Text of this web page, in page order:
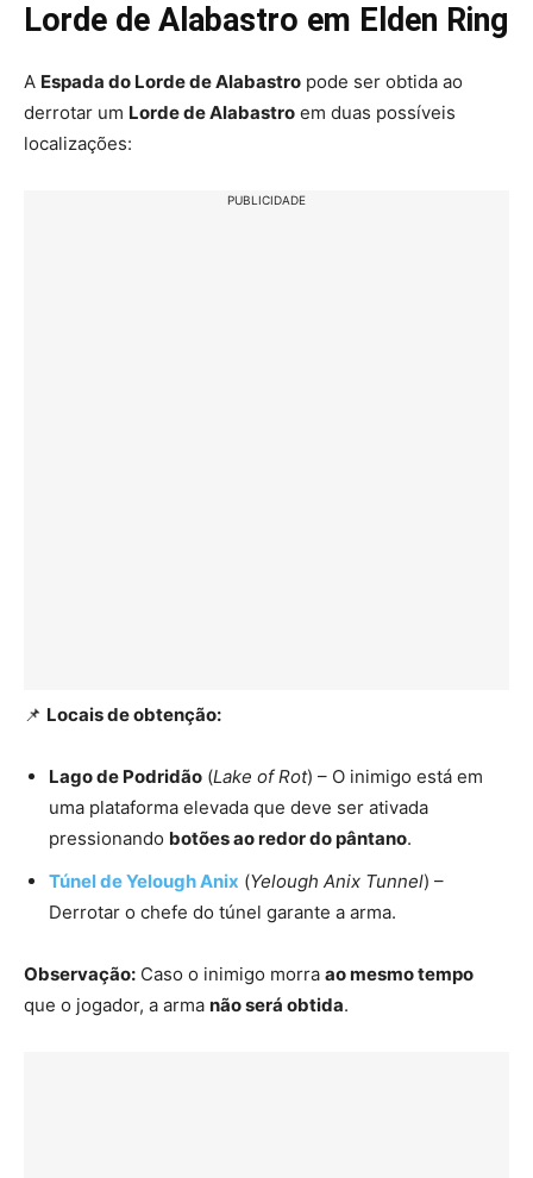
Lorde de Alabastro em Elden Ring
A Espada do Lorde de Alabastro pode ser obtida ao
derrotar um Lorde de Alabastro em duas possíveis
localizações:
PUBLICIDADE
📌 Locais de obtenção:
Lago de Podridão (Lake of Rot) – O inimigo está em
uma plataforma elevada que deve ser ativada
pressionando botões ao redor do pântano.
Túnel de Yelough Anix (Yelough Anix Tunnel) –
Derrotar o chefe do túnel garante a arma.
Observação: Caso o inimigo morra ao mesmo tempo
que o jogador, a arma não será obtida.